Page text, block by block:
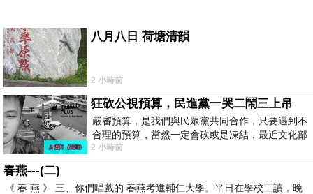
八月八日 荷塘清韻
2 小時前
狂砍公視預算，民進黨一哭二鬧三上吊
嚴審預算，是我們與民眾黨共同合作，只要遇到不
合理的預算，當然一定會砍或是凍結，最近文化部
要編列公視和Taiwan plus預算，在110年
2 小時前
春燕---(二)
《 春 燕 》 三、你們唱戲的 春燕考進輔仁大學。平日在學校工讀，晚